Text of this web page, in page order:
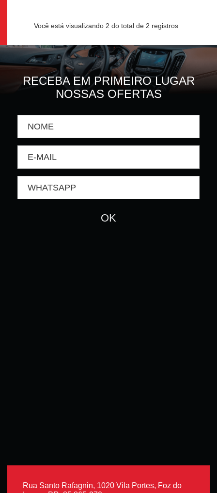
Você está visualizando 2 do total de 2 registros
RECEBA EM PRIMEIRO LUGAR
NOSSAS OFERTAS
Rua Santo Rafagnin, 1020 Vila Portes, Foz do